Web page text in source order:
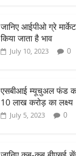
जानिए आईपीओ ग्रे
किया जाता है भाव
July 10, 2023 0
एसबीआई म्यूचुअल फंड
10 लाख करोड़ का लक्ष्य
July 5, 2023 0